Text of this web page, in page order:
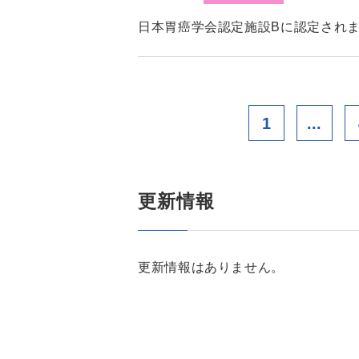
日本胃癌学会認定施設Bに認定され
1 ...
更新情報
更新情報はありません。